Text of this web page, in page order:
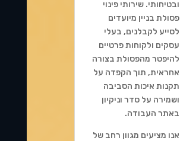
ובטיחותי. שירותי פינוי
פסולת בניין מיועדים
לסייע לקבלנים, בעלי
עסקים ולקוחות פרטיים
להיפטר מהפסולת בצורה
אחראית, תוך הקפדה על
תקנות איכות הסביבה
ושמירה על סדר וניקיון
באתר העבודה.
אנו מציעים מגוון רחב של